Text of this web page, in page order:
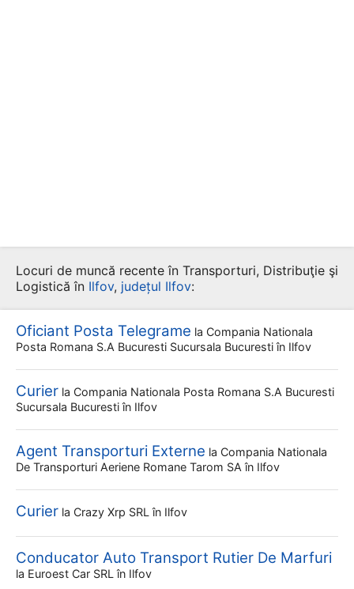
Locuri de muncă recente în Transporturi, Distribuţie şi
Logistică în Ilfov, județul Ilfov:
Oficiant Posta Telegrame la Compania Nationala
Posta Romana S.a Bucuresti Sucursala Bucuresti în Ilfov
Curier la Compania Nationala Posta Romana S.a Bucuresti
Sucursala Bucuresti în Ilfov
Agent Transporturi Externe la Compania Nationala
De Transporturi Aeriene Romane Tarom SA în Ilfov
Curier la Crazy Xrp SRL în Ilfov
Conducator Auto Transport Rutier De Marfuri
la Euroest Car SRL în Ilfov